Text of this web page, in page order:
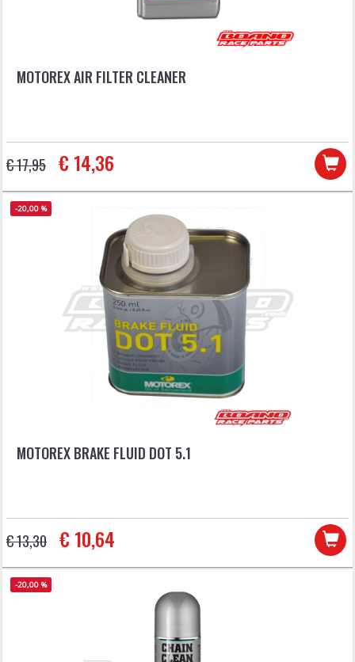
MOTOREX AIR FILTER CLEANER
€ 17,95 € 14,36
-20,00 %
MOTOREX BRAKE FLUID DOT 5.1
€ 13,30 € 10,64
-20,00 %